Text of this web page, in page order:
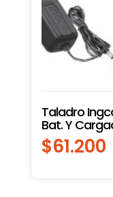
Taladro
Bat. Y
$61.200